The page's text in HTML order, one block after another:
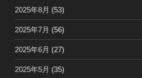
2025年8月 (53)
2025年7月 (56)
2025年6月 (27)
2025年5月 (35)